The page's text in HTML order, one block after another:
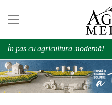
În pas cu agricultura modernă!